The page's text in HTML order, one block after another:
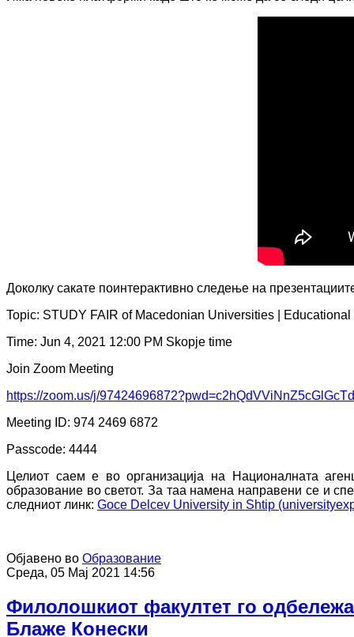
Доколку сакате поинтерактивно следење на
Topic: STUDY FAIR of Macedonian Universities |
Time: Jun 4, 2021 12:00 PM Skopje time
Join Zoom Meeting
https://zoom.us/j/
Meeting ID: 974 2469 6872
Passcode: 4444
Целиот саем е во организација на Националната
образование во светот. За таа намена направени се и
следниот линк: Goce Delcev University in Shtip
Објавено во Образование
Среда, 05 Мај 2021 14:56
Филолошкиот факултет го
Блаже Конески